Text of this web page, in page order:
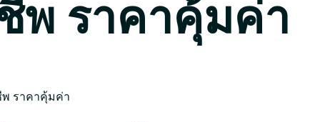
พ ราคาคุ้มค่า
ราคาคุ้มค่า